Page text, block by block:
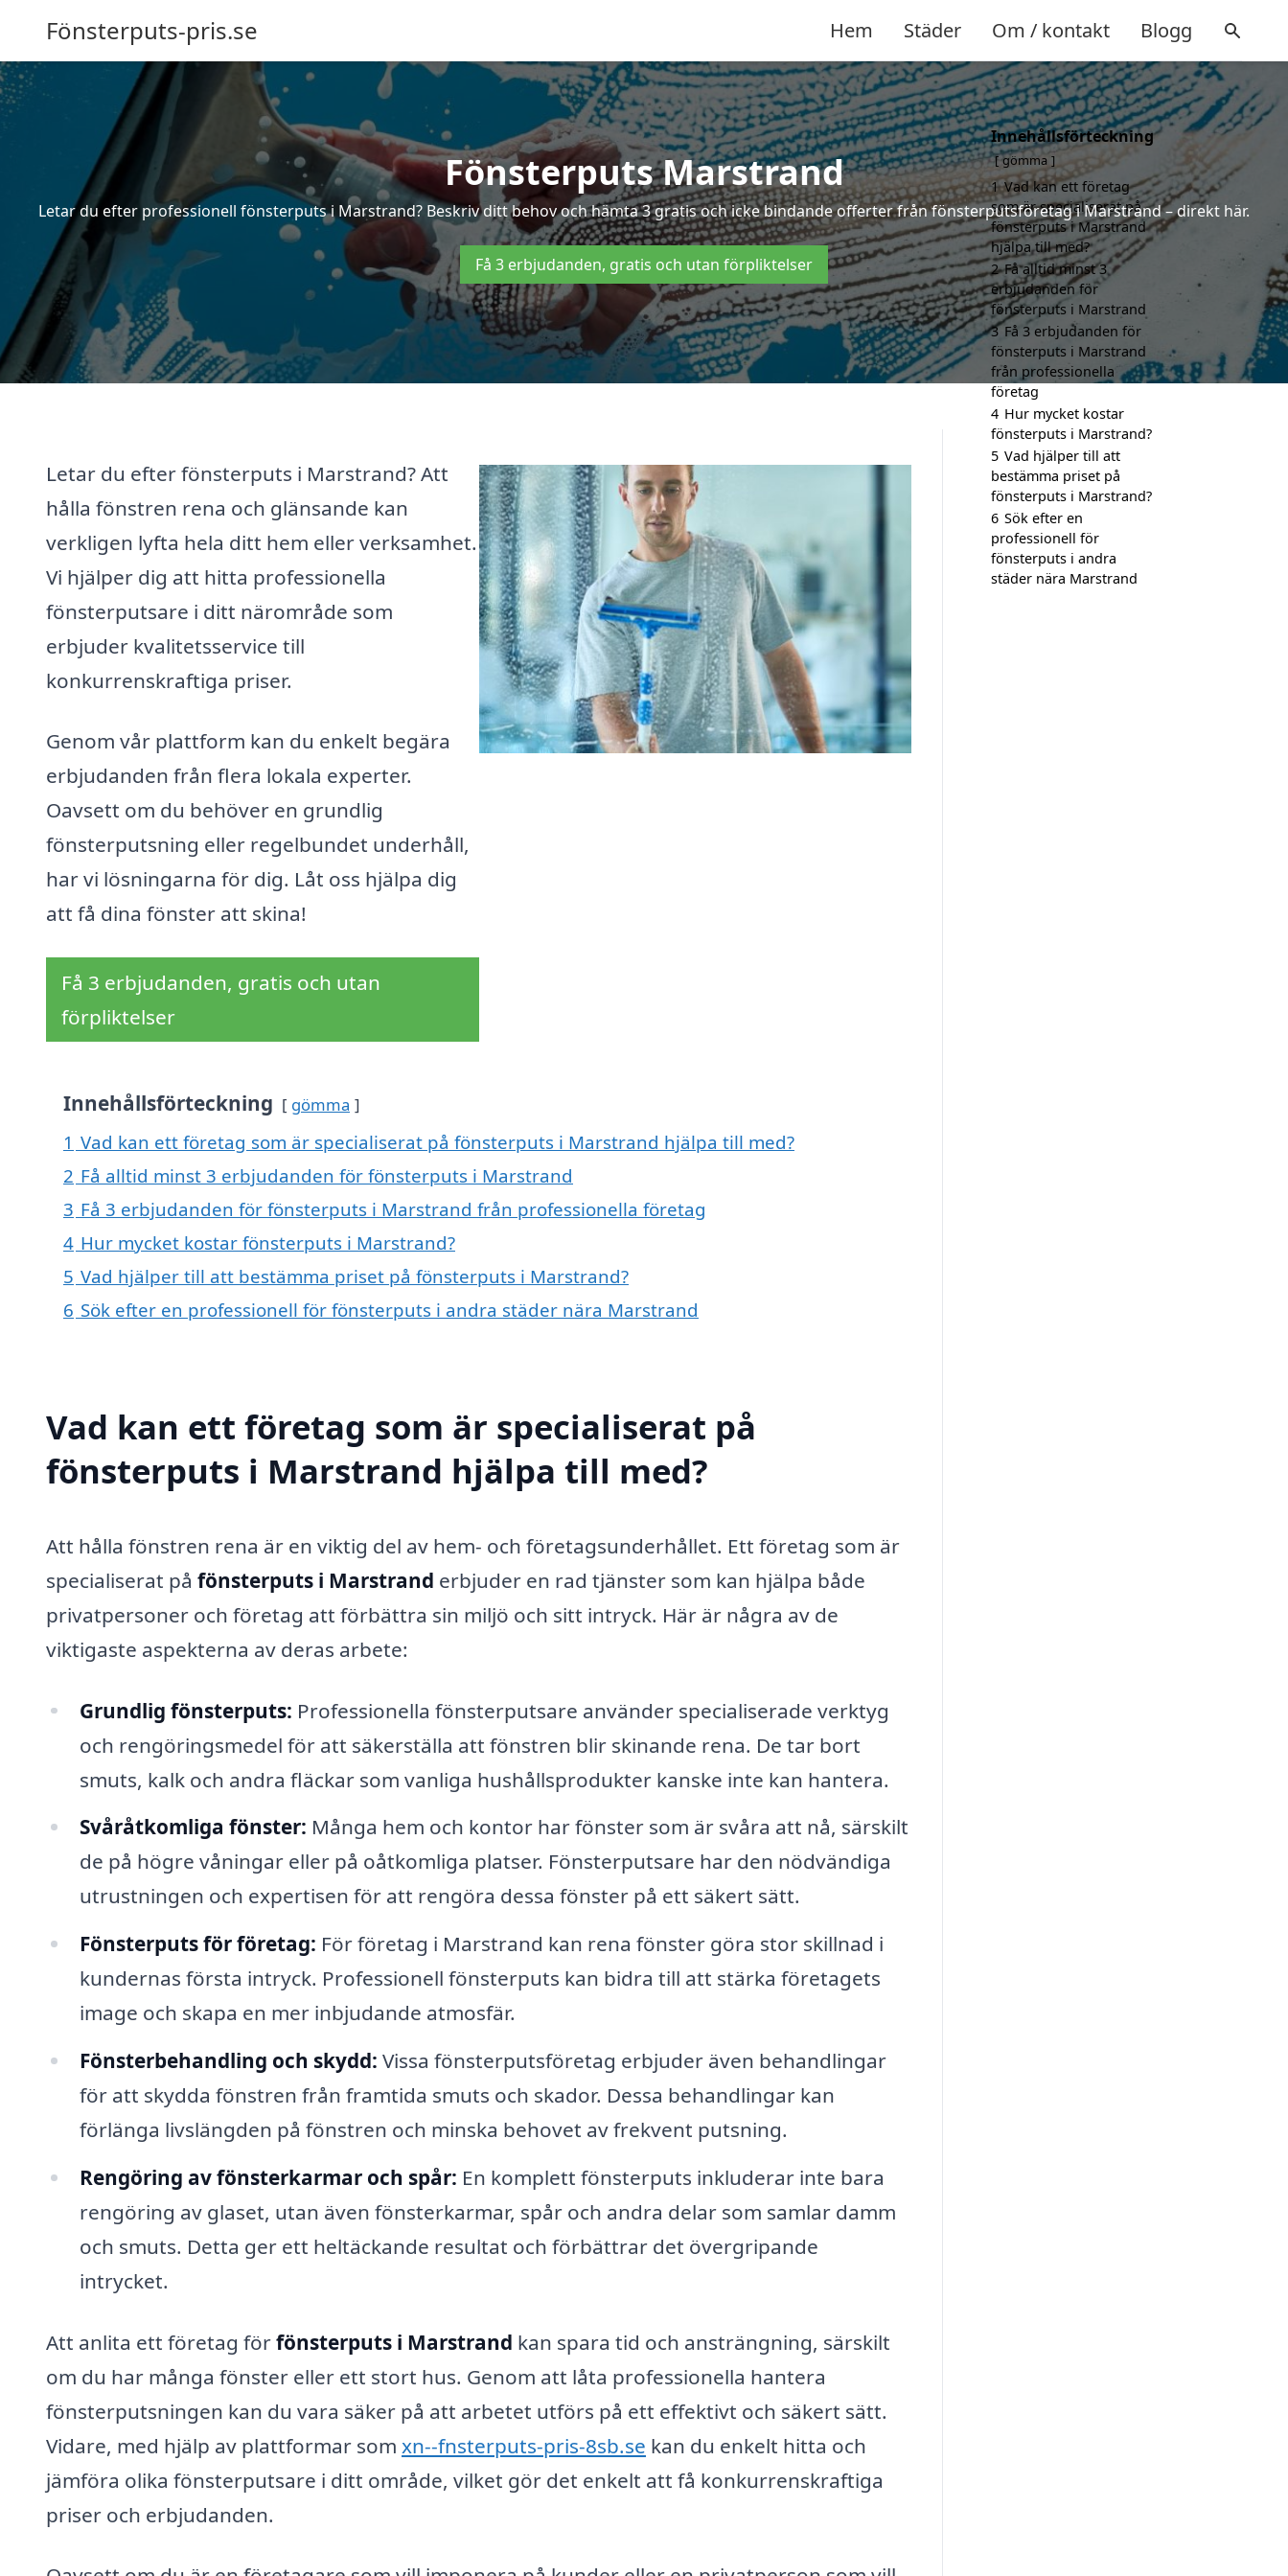
Fönsterputs-pris.se Hem Städer Om / kontakt Blogg
Fönsterputs Marstrand
Letar du efter professionell fönsterputs i Marstrand? Beskriv ditt behov och hämta 3 gratis och icke bindande offerter från fönsterputsföretag i Marstrand – direkt här.
Få 3 erbjudanden, gratis och utan förpliktelser
Letar du efter fönsterputs i Marstrand? Att
hålla fönstren rena och glänsande kan
verkligen lyfta hela ditt hem eller verksamhet.
Vi hjälper dig att hitta professionella
fönsterputsare i ditt närområde som
erbjuder kvalitetsservice till
konkurrenskraftiga priser.
Genom vår plattform kan du enkelt begära
erbjudanden från flera lokala experter.
Oavsett om du behöver en grundlig
fönsterputsning eller regelbundet underhåll,
har vi lösningarna för dig. Låt oss hjälpa dig
att få dina fönster att skina!
Få 3 erbjudanden, gratis och utan
förpliktelser
Innehållsförteckning gömma
1 Vad kan ett företag som är specialiserat på fönsterputs i Marstrand hjälpa till med?
2 Få alltid minst 3 erbjudanden för fönsterputs i Marstrand
3 Få 3 erbjudanden för fönsterputs i Marstrand från professionella företag
4 Hur mycket kostar fönsterputs i Marstrand?
5 Vad hjälper till att bestämma priset på fönsterputs i Marstrand?
6 Sök efter en professionell för fönsterputs i andra städer nära Marstrand
Vad kan ett företag som är specialiserat på
fönsterputs i Marstrand hjälpa till med?
Att hålla fönstren rena är en viktig del av hem- och företagsunderhållet. Ett företag som är
specialiserat på fönsterputs i Marstrand erbjuder en rad tjänster som kan hjälpa både
privatpersoner och företag att förbättra sin miljö och sitt intryck. Här är några av de
viktigaste aspekterna av deras arbete:
Grundlig fönsterputs: Professionella fönsterputsare använder specialiserade verktyg
och rengöringsmedel för att säkerställa att fönstren blir skinande rena. De tar bort
smuts, kalk och andra fläckar som vanliga hushållsprodukter kanske inte kan hantera.
Svåråtkomliga fönster: Många hem och kontor har fönster som är svåra att nå, särskilt
de på högre våningar eller på oåtkomliga platser. Fönsterputsare har den nödvändiga
utrustningen och expertisen för att rengöra dessa fönster på ett säkert sätt.
Fönsterputs för företag: För företag i Marstrand kan rena fönster göra stor skillnad i
kundernas första intryck. Professionell fönsterputs kan bidra till att stärka företagets
image och skapa en mer inbjudande atmosfär.
Fönsterbehandling och skydd: Vissa fönsterputsföretag erbjuder även behandlingar
för att skydda fönstren från framtida smuts och skador. Dessa behandlingar kan
förlänga livslängden på fönstren och minska behovet av frekvent putsning.
Rengöring av fönsterkarmar och spår: En komplett fönsterputs inkluderar inte bara
rengöring av glaset, utan även fönsterkarmar, spår och andra delar som samlar damm
och smuts. Detta ger ett heltäckande resultat och förbättrar det övergripande
intrycket.
Att anlita ett företag förfönsterputs i Marstrand kan spara tid och ansträngning, särskilt
om du har många fönster eller ett stort hus. Genom att låta professionella hantera
fönsterputsningen kan du vara säker på att arbetet utförs på ett effektivt och säkert sätt.
Vidare, med hjälp av plattformar som xn--fnsterputs-pris-8sb.se kan du enkelt hitta och
jämföra olika fönsterputsare i ditt område, vilket gör det enkelt att få konkurrenskraftiga
priser och erbjudanden.
Innehållsförteckning
gömma
1 Vad kan ett företag
som är specialiserat på
fönsterputs i Marstrand
hjälpa till med?
2 Få alltid minst 3
erbjudanden för
fönsterputs i Marstrand
3 Få 3 erbjudanden för
fönsterputs i Marstrand
från professionella
företag
4 Hur mycket kostar
fönsterputs i Marstrand?
5 Vad hjälper till att
bestämma priset på
fönsterputs i Marstrand?
6 Sök efter en
professionell för
fönsterputs i andra
städer nära Marstrand